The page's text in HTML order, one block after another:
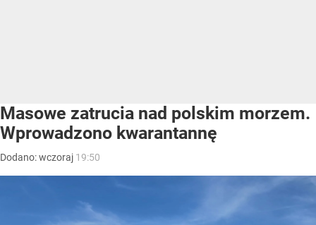
Masowe zatrucia nad polskim morzem.
Wprowadzono kwarantannę
Dodano:wczoraj 19:50